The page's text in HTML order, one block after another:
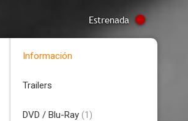
Estrenada
Información
Trailers
DVD / Blu-Ray (1)